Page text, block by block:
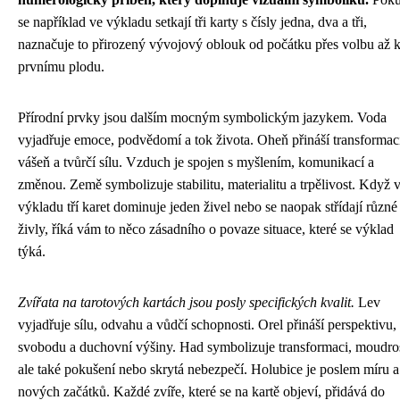
se například ve výkladu setkají tři karty s čísly jedna, dva a tři,
naznačuje to přirozený vývojový oblouk od počátku přes volbu až k
prvnímu plodu.
Přírodní prvky jsou dalším mocným symbolickým jazykem. Voda
vyjadřuje emoce, podvědomí a tok života. Oheň přináší
vášeň a tvůrčí sílu. Vzduch je spojen s myšlením, komunikací a
změnou. Země symbolizuje stabilitu, materialitu a trpělivost. Když
výkladu tří karet dominuje jeden živel nebo se naopak střídají různé
živly, říká vám to něco zásadního o povaze situace, které se výklad
týká.
Zvířata na tarotových kartách jsou posly specifických kvalit. Lev
vyjadřuje sílu, odvahu a vůdčí schopnosti. Orel přináší perspektivu,
svobodu a duchovní výšiny. Had symbolizuje transformaci,
ale také pokušení nebo skrytá nebezpečí. Holubice je poslem míru a
nových začátků. Každé zvíře, které se na kartě objeví, přidává do